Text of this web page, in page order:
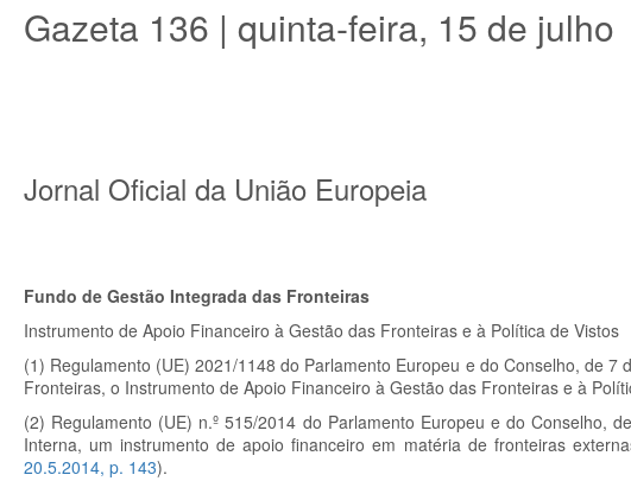
Gazeta 136 | quinta-feira, 15 de julho
Jornal Oficial da União Europeia
Fundo de Gestão Integrada das Fronteiras
Instrumento de Apoio Financeiro à Gestão das Fronteiras e à Política de Vistos
(1) Regulamento (UE) 2021/1148 do Parlamento Europeu e do Conselho, de
Fronteiras, o Instrumento de Apoio Financeiro à Gestão das Fronteiras e à
(2) Regulamento (UE) n.º 515/2014 do Parlamento Europeu e do Conselho,
Interna, um instrumento de apoio financeiro em matéria de fronteiras
20.5.2014, p. 143).